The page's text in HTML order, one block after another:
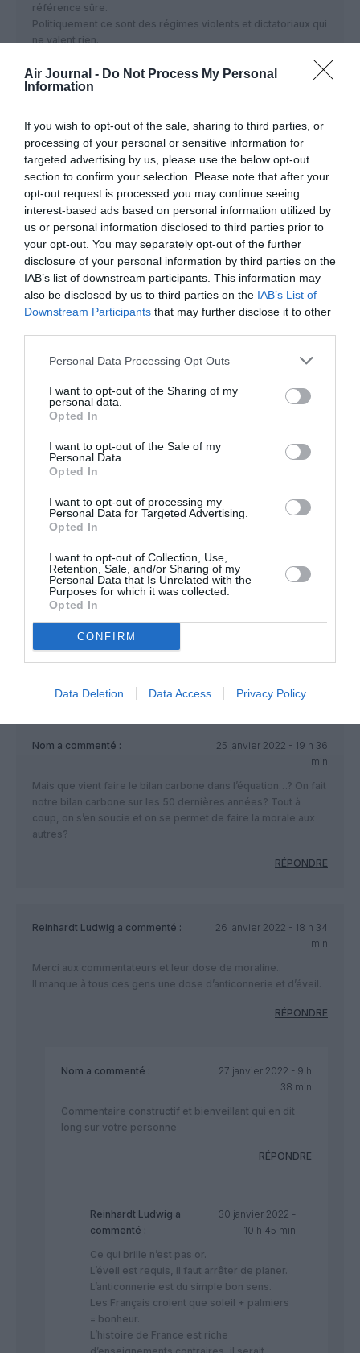
Air Journal - Do Not Process My Personal
Information
If you wish to opt-out of the sale, sharing to third parties, or
processing of your personal or sensitive information for
targeted advertising by us, please use the below opt-out
section to confirm your selection. Please note that after your
opt-out request is processed you may continue seeing
interest-based ads based on personal information utilized by
us or personal information disclosed to third parties prior to
your opt-out. You may separately opt-out of the further
disclosure of your personal information by third parties on the
IAB’s list of downstream participants. This information may
also be disclosed by us to third parties on the IAB’s List of
Downstream Participants that may further disclose it to other
Personal Data Processing Opt Outs
I want to opt-out of the Sharing of my
personal data.
Opted In
I want to opt-out of the Sale of my
Personal Data.
Opted In
I want to opt-out of processing my
Personal Data for Targeted Advertising.
Opted In
I want to opt-out of Collection, Use,
Retention, Sale, and/or Sharing of my
Personal Data that Is Unrelated with the
Purposes for which it was collected.
Opted In
CONFIRM
Data Deletion Data Access Privacy Policy
référence sûre.
Politiquement ce sont des régimes violents et dictatoriaux qui
ne valent rien.
Biglouillea commenté :
25 janvier 2022 - 18 h
18 min
Effectivement, beaucoup de toc et un bilan carbone
à faire pleurer…
RÉPONDRE
@Reinhardta commenté :
25 janvier 2022 - 19 h
08 min
vivre bien des familles et tout un secteur en France.
dans la soupe.
Régime violent? Au moins ce sont des pays où vous
pouvez élever des enfants sans qu’ils touchent aux
Je pense que si vous connaissiez la région, vous ne feriez
pas ce genre de commentaire.
Je pense que les préjugés, l’ignorance, la critique facile, les
commentaires systématiquement négatifs, c’est l’apanage
des aigris et des frustrés.
Nom a commenté :
25 janvier 2022 - 19 h 36
min
Mais que vient faire le bilan carbone dans l’équation…? On fait
notre bilan carbone sur les 50 dernières années? Tout à
coup, on s’en soucie et on se permet de faire la morale aux
autres?
RÉPONDRE
Reinhardt Ludwig a commenté :
26 janvier 2022 - 18 h 34
min
Merci aux commentateurs et leur dose de moraline..
Il manque à tous ces gens une dose d’anticonnerie et d’éveil.
RÉPONDRE
Nom a commenté :
27 janvier 2022 - 9 h
38 min
Commentaire constructif et bienveillant qui en dit
long sur votre personne
RÉPONDRE
Reinhardt Ludwig a
commenté :
30 janvier 2022 -
10 h 45 min
Ce qui brille n’est pas or.
L’éveil est requis, il faut arrêter de planer.
L’anticonnerie est du simple bon sens.
Les Français croient que soleil + palmiers
= bonheur.
L’histoire de France est riche
d’enseignements contraires, il serait